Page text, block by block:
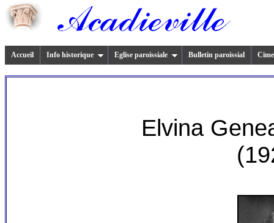
Accueil Info historique Eglise paroissiale Bulletin paroissial
Elvina